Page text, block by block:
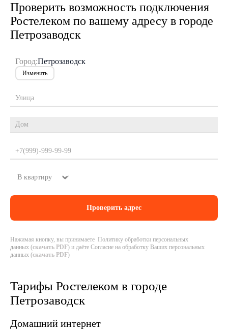
Проверить возможность подключения
Ростелеком по вашему адресу в городе
Петрозаводск
Город:Петрозаводск
Изменить
Нажимая кнопку, вы принимаете Политику обработки персональных
данных (скачать PDF) и даёте Согласие на обработку Ваших персональных
данных (скачать PDF)
Тарифы Ростелеком в городе
Петрозаводск
Домашний интернет